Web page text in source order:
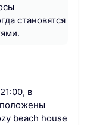
становятся
в
beach house